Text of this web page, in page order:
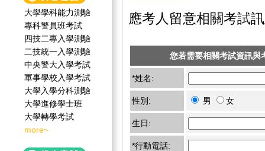
大學學科能力測驗
專科警員班考試
四技二專入學測驗
二技統一入學測驗
中央警大入學考試
軍事學校入學考試
大學入學分科測驗
大學進修學士班
大學轉學考試
more~
應考人留意相關考試
您若需要相關考試資訊與
*姓名:
性別: 男 女
生日:
*行動電話: